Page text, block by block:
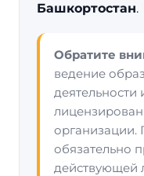
Башкортостан.
Обратите
ведение
деятельности
организации.
обязательно
действующей